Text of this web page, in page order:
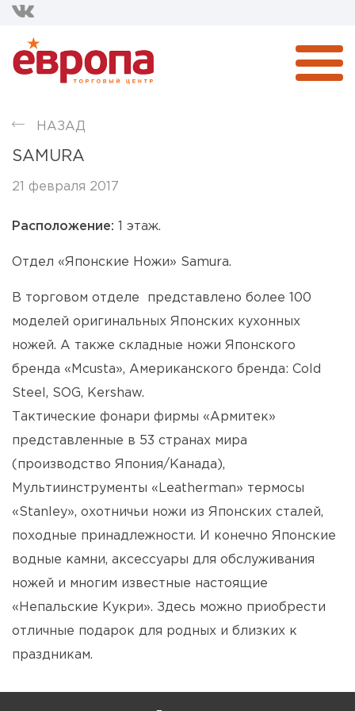
НАЗАД
SAMURA
21 февраля 2017
Расположение: 1 этаж.
Отдел «Японские Ножи» Samura.
В торговом отделе представлено более 100
моделей оригинальных Японских кухонных
ножей. А также складные ножи Японского
бренда «Mcusta», Американского бренда: Cold
Steel, SOG, Kershaw.
Тактические фонари фирмы «Армитек»
представленные в 53 странах мира
(производство Япония/Канада),
Мультиинструменты «Leatherman» термосы
«Stanley», охотничьи ножи из Японских сталей,
походные принадлежности. И конечно Японские
водные камни, аксессуары для обслуживания
ножей и многим известные настоящие
«Непальские Кукри». Здесь можно приобрести
отличные подарок для родных и близких к
праздникам.